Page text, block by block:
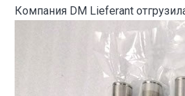
Компания DM Lieferant